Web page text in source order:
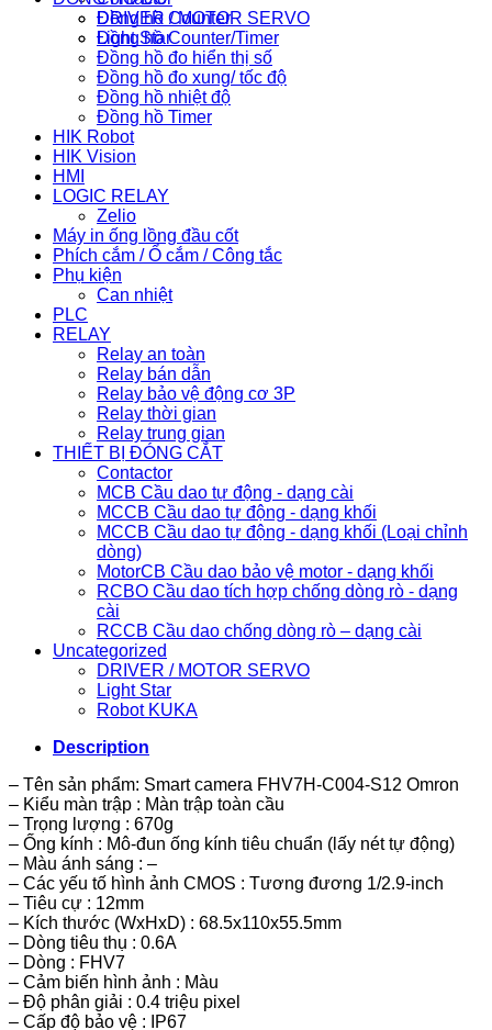
DRIVER / MOTOR SERVO
Light Star
Đồng hồ Counter
Đồng hồ Counter/Timer
Đồng hồ đo hiển thị số
Đồng hồ đo xung/ tốc độ
Đồng hồ nhiệt độ
Đồng hồ Timer
HIK Robot
HIK Vision
HMI
LOGIC RELAY
Zelio
Máy in ống lồng đầu cốt
Phích cắm / Ổ cắm / Công tắc
Phụ kiện
Can nhiệt
PLC
RELAY
Relay an toàn
Relay bán dẫn
Relay bảo vệ động cơ 3P
Relay thời gian
Relay trung gian
THIẾT BỊ ĐÓNG CẮT
Contactor
MCB Cầu dao tự động - dạng cài
MCCB Cầu dao tự động - dạng khối
MCCB Cầu dao tự động - dạng khối (Loại chỉnh
dòng)
MotorCB Cầu dao bảo vệ motor - dạng khối
RCBO Cầu dao tích hợp chống dòng rò - dạng
cài
RCCB Cầu dao chống dòng rò – dạng cài
Uncategorized
DRIVER / MOTOR SERVO
Light Star
Robot KUKA
Description
– Tên sản phẩm: Smart camera FHV7H-C004-S12 Omron
– Kiểu màn trập : Màn trập toàn cầu
– Trọng lượng : 670g
– Ống kính : Mô-đun ống kính tiêu chuẩn (lấy nét tự động)
– Màu ánh sáng : –
– Các yếu tố hình ảnh CMOS : Tương đương 1/2.9-inch
– Tiêu cự : 12mm
– Kích thước (WxHxD) : 68.5x110x55.5mm
– Dòng tiêu thụ : 0.6A
– Dòng : FHV7
– Cảm biến hình ảnh : Màu
– Độ phân giải : 0.4 triệu pixel
– Cấp độ bảo vệ : IP67